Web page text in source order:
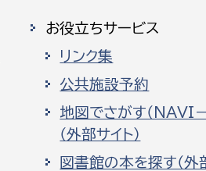
お役立ちサービス
リンク集
公共施設予約
地図でさがす（NAVI－
（外部サイト）
図書館の本を探す（外